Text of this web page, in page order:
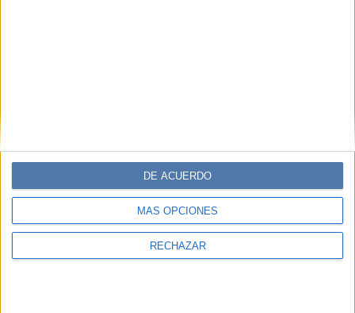
MÁS OPCIONES
RECHAZAR
DE ACUERDO